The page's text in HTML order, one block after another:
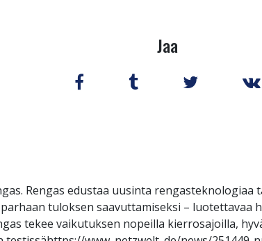
Jaa
Rengas edustaa uusinta rengasteknologiaa
tuloksen saavuttamiseksi – luotettavaa
tekee vaikutuksen nopeilla kierrosajoilla,